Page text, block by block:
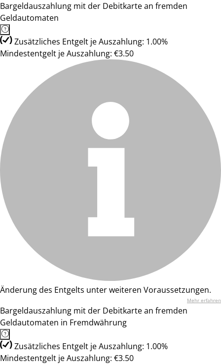
Bargeldauszahlung mit der Debitkarte an fremden
Geldautomaten
Zusätzliches Entgelt je Auszahlung: 1.00%
Mindestentgelt je Auszahlung: €3.50
Änderung des Entgelts unter weiteren Voraussetzungen.
Mehr erfahren
Bargeldauszahlung mit der Debitkarte an fremden
Geldautomaten in Fremdwährung
Zusätzliches Entgelt je Auszahlung: 1.00%
Mindestentgelt je Auszahlung: €3.50